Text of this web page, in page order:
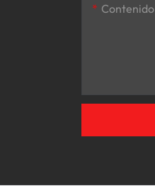
Contenido